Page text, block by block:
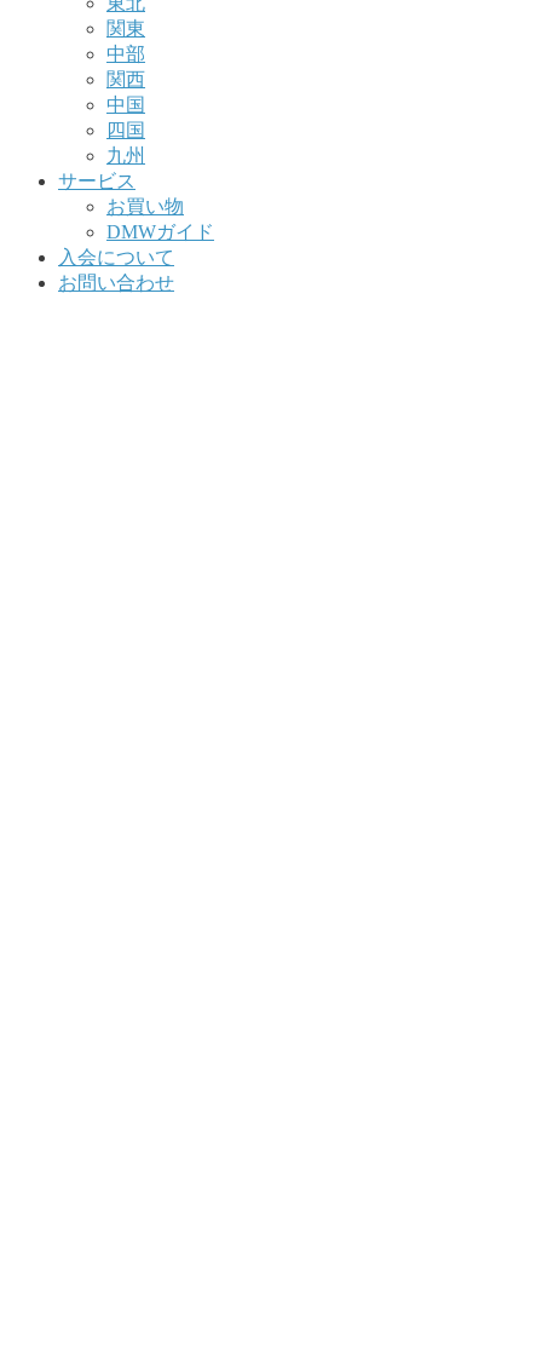
関東
中部
関西
中国
四国
九州
サービス
お買い物
DMWガイド
入会について
お問い合わせ